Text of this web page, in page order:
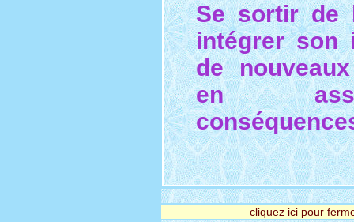
Se sortir de
intégrer son
de
en
cliquez ici pour